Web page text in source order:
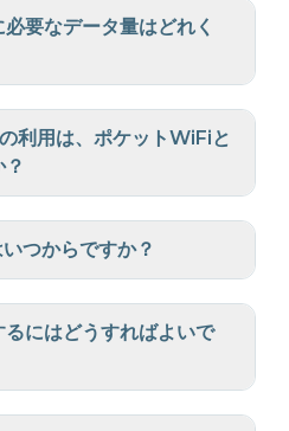
要なデータ量はどれく
利用は、ポケットWiFiと
つからですか？
にはどうすればよいで